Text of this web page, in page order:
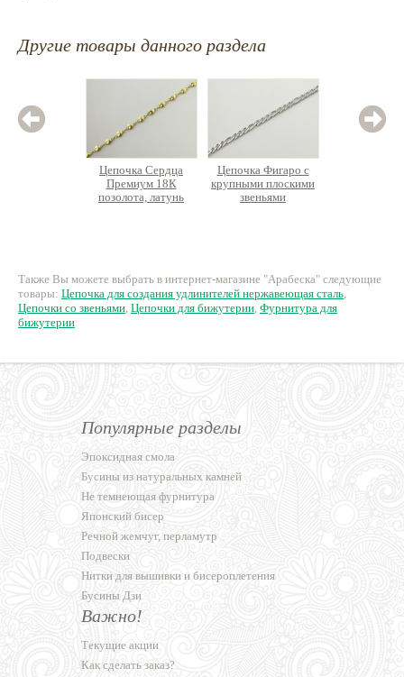
Другие товары данного раздела
Цепочка Сердца
Премиум 18К
позолота, латунь
Цепочка Фигаро с
крупными плоскими
звеньями
Также Вы можете выбрать в интернет-магазине "Арабеска" следующие
товары: Цепочка для создания удлинителей нержавеющая сталь,
Цепочки со звеньями, Цепочки для бижутерии, Фурнитура для
бижутерии
Популярные разделы
Эпоксидная смола
Бусины из натуральных камней
Не темнеющая фурнитура
Японский бисер
Речной жемчуг, перламутр
Подвески
Нитки для вышивки и бисероплетения
Бусины Дзи
Важно!
Текущие акции
Как сделать заказ?